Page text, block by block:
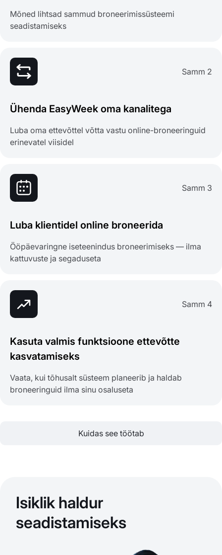
Mõned lihtsad sammud broneerimissüsteemi
seadistamiseks
Samm 2
Ühenda EasyWeek oma kanalitega
Luba oma ettevõttel võtta vastu online-broneeringuid
erinevatel viisidel
Samm 3
Luba klientidel online broneerida
Ööpäevaringne iseteenindus broneerimiseks — ilma
kattuvuste ja segaduseta
Samm 4
Kasuta valmis funktsioone ettevõtte
kasvatamiseks
Vaata, kui tõhusalt süsteem planeerib ja haldab
broneeringuid ilma sinu osaluseta
Kuidas see töötab
Isiklik haldur
seadistamiseks